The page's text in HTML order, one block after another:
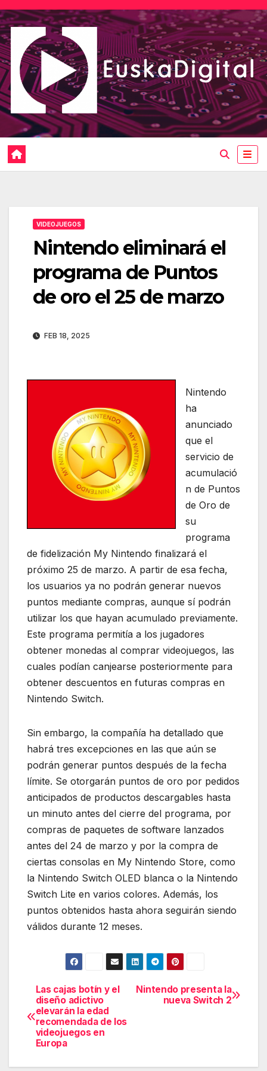
Saltar
al
contenido
VIDEOJUEGOS
Nintendo eliminará el
programa de Puntos
de oro el 25 de marzo
FEB 18, 2025
Nintendo
ha
anunciado
que el
servicio de
acumulació
n de Puntos
de Oro de
su
programa
de fidelización My Nintendo finalizará el
próximo 25 de marzo. A partir de esa fecha,
los usuarios ya no podrán generar nuevos
puntos mediante compras, aunque sí podrán
utilizar los que hayan acumulado previamente.
Este programa permitía a los jugadores
obtener monedas al comprar videojuegos, las
cuales podían canjearse posteriormente para
obtener descuentos en futuras compras en
Nintendo Switch.
Sin embargo, la compañía ha detallado que
habrá tres excepciones en las que aún se
podrán generar puntos después de la fecha
límite. Se otorgarán puntos de oro por pedidos
anticipados de productos descargables hasta
un minuto antes del cierre del programa, por
compras de paquetes de software lanzados
antes del 24 de marzo y por la compra de
ciertas consolas en My Nintendo Store, como
la Nintendo Switch OLED blanca o la Nintendo
Switch Lite en varios colores. Además, los
puntos obtenidos hasta ahora seguirán siendo
válidos durante 12 meses.
Navegación
de
entradas
Nintendo presenta la
nueva Switch 2
Las cajas botín y el
diseño adictivo
elevarán la edad
recomendada de los
videojuegos en
Europa